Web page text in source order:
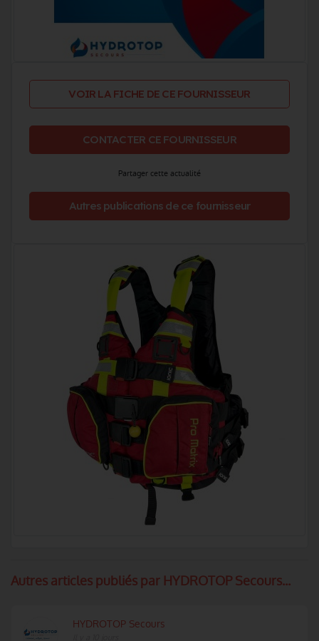
VOIR LA FICHE DE CE FOURNISSEUR
CONTACTER CE FOURNISSEUR
Partager cette actualité
Autres publications de ce fournisseur
Autres articles publiés par HYDROTOP Secours...
HYDROTOP Secours